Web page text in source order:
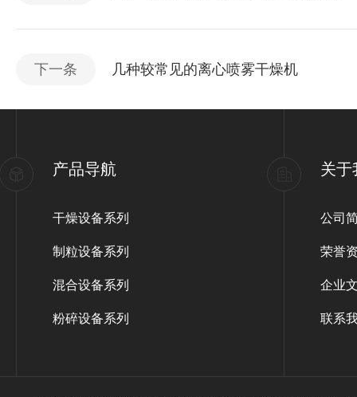
下一条 几种较常见的离心喷雾干燥机
产品导航
干燥设备系列
制粒设备系列
混合设备系列
粉碎设备系列
关于
公司
荣誉
企业
联系